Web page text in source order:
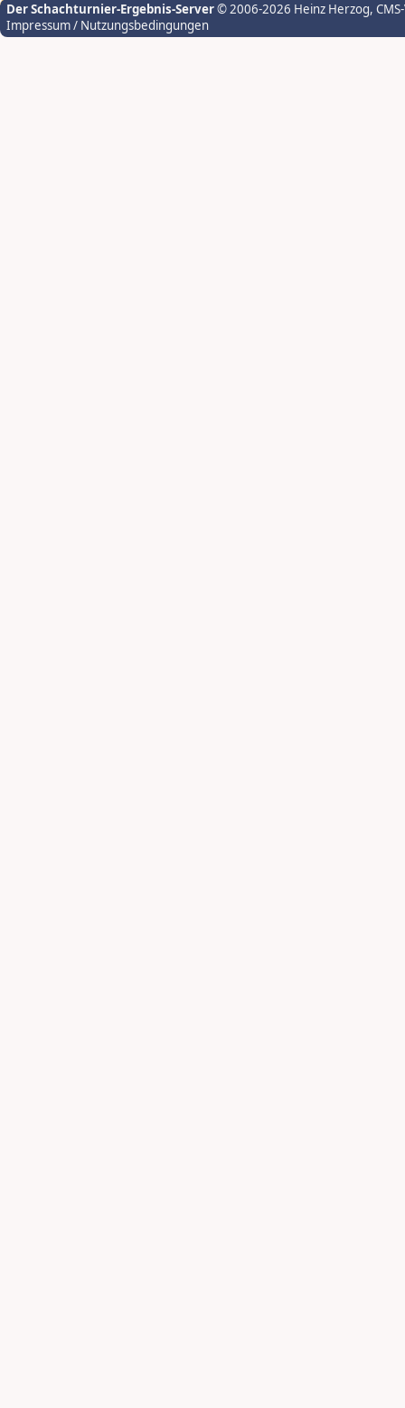
Der Schachturnier-Ergebnis-Server© 2006-2026 Heinz Herzog,
Impressum / Nutzungsbedingungen